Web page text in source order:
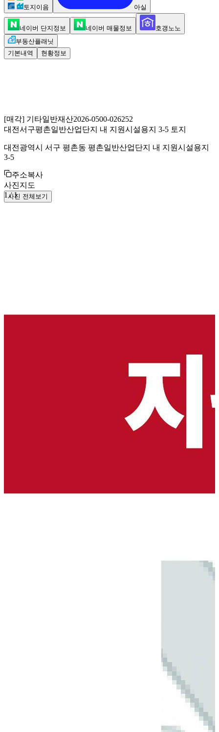
토지이음 아실
네이버 단지정보 네이버 매물정보
호갱노노
부동산플래닛
기본내역
현황정보
[매각] 기타일반재산2026-0500-026252
대전서구평촌일반산업단지 내 지원시설용지 3-5 토지
대전광역시 서구 평촌동 평촌일반산업단지 내 지원시설용지
3-5
주소복사
사진지도
1 /1
사진 전체보기